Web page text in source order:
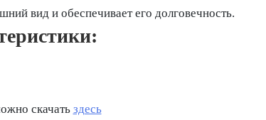
вид и обеспечивает его долговечность.
скачать здесь